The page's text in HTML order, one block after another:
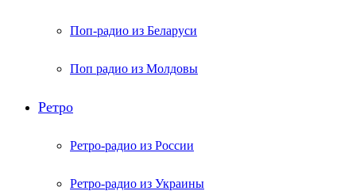
Поп-радио из Беларуси
Поп радио из Молдовы
Ретро
Ретро-радио из России
Ретро-радио из Украины